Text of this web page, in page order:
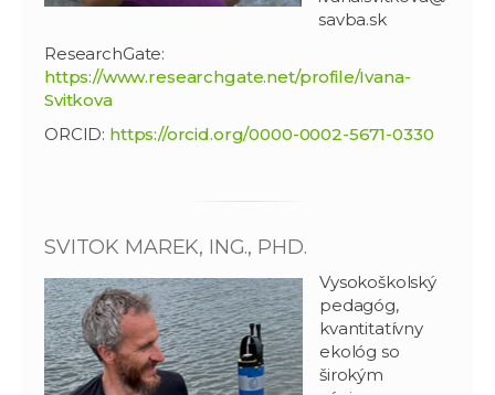
savba.sk
ResearchGate:
https://www.researchgate.net/profile/Ivana-
Svitkova
ORCID: https://orcid.org/0000-0002-5671-0330
SVITOK MAREK, ING., PHD.
Vysokoškolský
pedagóg,
kvantitatívny
ekológ so
širokým